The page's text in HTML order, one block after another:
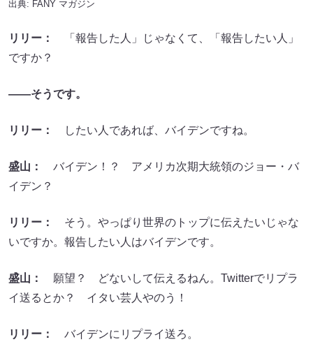
出典: FANY マガジン
リリー：
「報告した人」じゃなくて、「報告したい人」
ですか？
――そうです。
リリー： したい人であれば、バイデンですね。
盛山：
バイデン！？ アメリカ次期大統領のジョー・バ
イデン？
リリー：
そう。やっぱり世界のトップに伝えたいじゃな
いですか。報告したい人はバイデンです。
盛山：
願望？ どないして伝えるねん。Twitterでリプラ
イ送るとか？ イタい芸人やのう！
リリー： バイデンにリプライ送ろ。